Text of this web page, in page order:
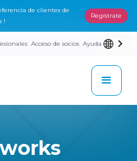
de clientes de
!
Regístrate
Acceso de socios Ayuda